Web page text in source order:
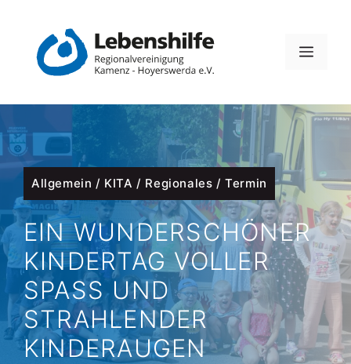
springen
Allgemein / KITA / Regionales /Termin
EIN WUNDERSCHÖNER
KINDERTAG VOLLER
SPASS UND S
TRAHLENDER K
INDERAUGEN